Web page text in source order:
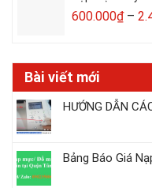
600.000₫ –
Bài viết mới
HƯỚNG DẪN
Bảng Báo Giá